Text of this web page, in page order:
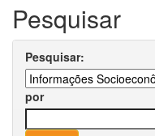
Pesquisar
Pesquisar:
por